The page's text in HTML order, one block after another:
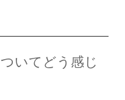
いてどう感じ